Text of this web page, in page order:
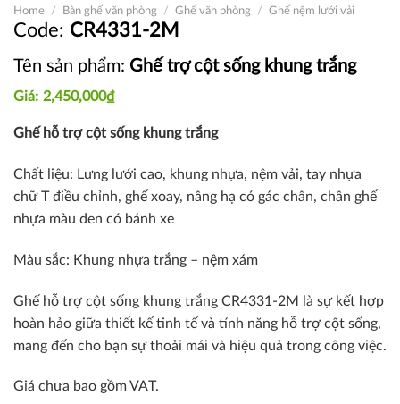
Home / Bàn ghế văn phòng / Ghế văn phòng / Ghế nệm lưới vải
CR4331-2M
Tên sản phẩm: Ghế trợ cột sống khung trắng
2,450,000₫
Ghế hỗ trợ cột sống khung trắng
Chất liệu: Lưng lưới cao, khung nhựa, nệm vải, tay nhựa
chữ T điều chỉnh, ghế xoay, nâng hạ có gác chân, chân ghế
nhựa màu đen có bánh xe
Màu sắc: Khung nhựa trắng – nệm xám
Ghế hỗ trợ cột sống khung trắng CR4331-2M là sự kết hợp
hoàn hảo giữa thiết kế tinh tế và tính năng hỗ trợ cột sống,
mang đến cho bạn sự thoải mái và hiệu quả trong công việc.
Giá chưa bao gồm VAT.